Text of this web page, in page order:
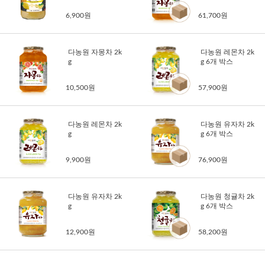
6,900원 61,700원
다농원 자몽차 2k
g
10,500원
다농원 레몬차 2k
g 6개 박스
57,900원
다농원 레몬차 2k
g
9,900원
다농원 유자차 2k
g 6개 박스
76,900원
다농원 유자차 2k
g
12,900원
다농원 청귤차 2k
g 6개 박스
58,200원